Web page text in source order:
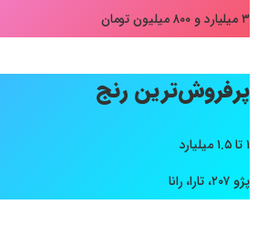
پرفروش‌ترین رنج
پژو ۲۰۷، تارا، رانا